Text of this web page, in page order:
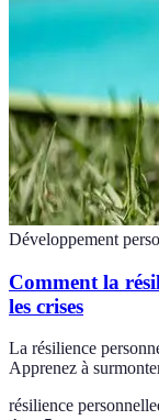
Développement
Comment la
les crises
La résilience
Apprenez à
résilience personnelle